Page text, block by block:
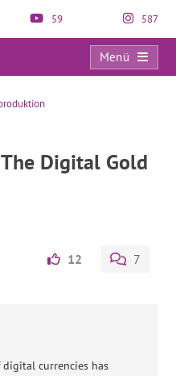
59 587
Menü
Bitcoin Explained: The Digital Gold That Started It All
Digital Gold
12 7
currencies has